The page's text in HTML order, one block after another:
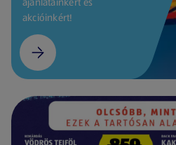
akcióinkért!